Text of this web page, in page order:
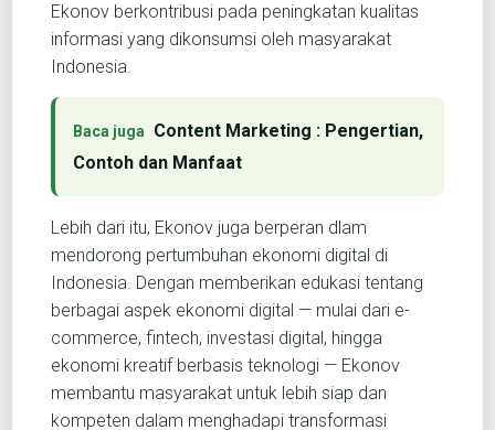
Ekonov berkontribusi pada peningkatan kualitas
informasi yang dikonsumsi oleh masyarakat
Indonesia.
Content Marketing : Pengertian,
Contoh dan Manfaat
Lebih dari itu, Ekonov juga berperan dlam
mendorong pertumbuhan ekonomi digital di
Indonesia. Dengan memberikan edukasi tentang
berbagai aspek ekonomi digital — mulai dari e-
commerce, fintech, investasi digital, hingga
ekonomi kreatif berbasis teknologi — Ekonov
membantu masyarakat untuk lebih siap dan
kompeten dalam menghadapi transformasi